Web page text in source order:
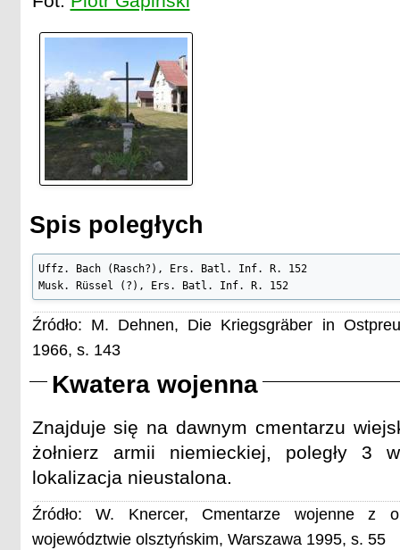
Spis poległych
Uffz. Bach (Rasch?), Ers. Batl. Inf. R. 152
Musk. Rüssel (?), Ers. Batl. Inf. R. 152
Źródło: M. Dehnen, Die Kriegsgräber in
1966, s. 143
Kwatera wojenna
Znajduje się na dawnym cmentarzu
żołnierz armii niemieckiej, poległy 3
lokalizacja nieustalona.
Źródło: W. Knercer, Cmentarze wojenne z
województwie olsztyńskim, Warszawa 1995, s. 55